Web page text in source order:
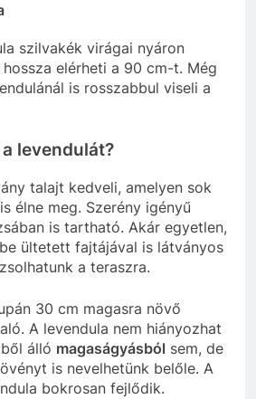
szilvakék virágai nyáron
hossza elérheti a 90 cm-t. Még
is rosszabbul viseli a
levendulát?
talajt kedveli, amelyen sok
élne meg. Szerény igényű
is tartható. Akár egyetlen,
ültetett fajtájával is látványos
a teraszra.
30 cm magasra növő
A levendula nem hiányozhat
álló magaságyásból sem, de
is nevelhetünk belőle. A
bokrosan fejlődik.